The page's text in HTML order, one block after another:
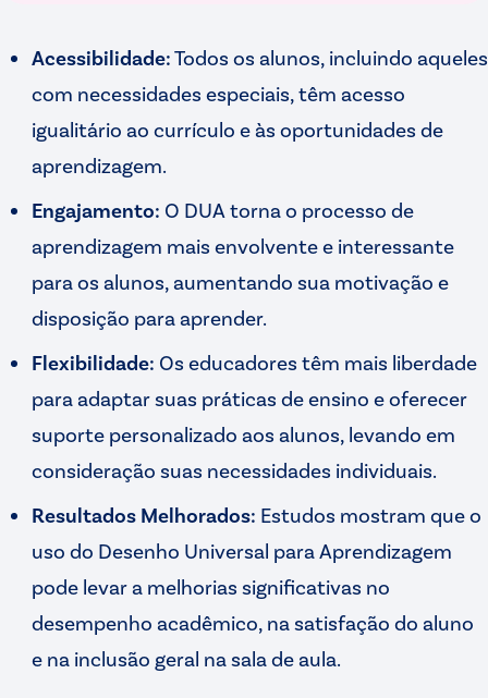
Acessibilidade:Todos os alunos, incluindo aqueles
com necessidades especiais, têm acesso
igualitário ao currículo e às oportunidades de
aprendizagem.
Engajamento: O DUA torna o processo de
aprendizagem mais envolvente e interessante
para os alunos, aumentando sua motivação e
disposição para aprender.
Flexibilidade: Os educadores têm mais liberdade
para adaptar suas práticas de ensino e oferecer
suporte personalizado aos alunos, levando em
consideração suas necessidades individuais.
Resultados Melhorados: Estudos mostram que o
uso do Desenho Universal para Aprendizagem
pode levar a melhorias significativas no
desempenho acadêmico, na satisfação do aluno
e na inclusão geral na sala de aula.